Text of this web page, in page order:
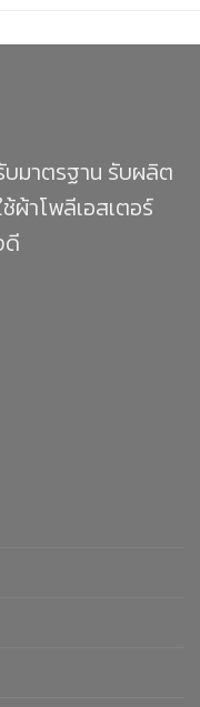
บมาตรฐาน รับผลิต
ผ้าโพลีเอสเตอร์
ดี